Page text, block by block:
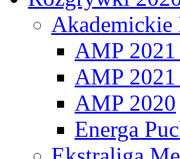
AMP
AMP 2021
AMP 2020
Energa